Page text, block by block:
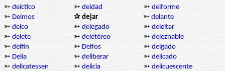
➳ deíctico ➳ deidad ➳ deiforme
➳ Deimos ✰ dejar ➳ delante
➳ delco ➳ delegado ➳ deleitar
➳ delete ➳ deletéreo ➳ deleznable
➳ delfín ➳ Delfos ➳ delgado
➳ Delia ➳ deliberar ➳ delicado
➳ delicatessen ➳ delicia ➳ delicuescente